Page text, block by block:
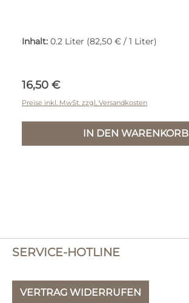
Inhalt: 0.2 Liter (82,50 € / 1 Liter)
Regulärer Preis:
16,50 €
Preise inkl. MwSt. zzgl. Versandkosten
IN DEN WARENKORB
SERVICE-HOTLINE
VERTRAG WIDERRUFEN